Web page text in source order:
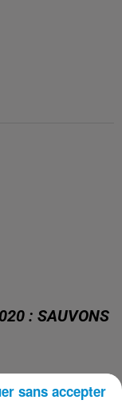
: SAUVONS
nos
sans accepter